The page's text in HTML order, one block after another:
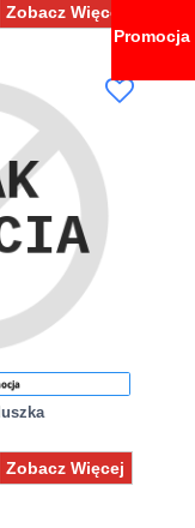
Zobacz Więcej
Zobacz Więcej
Promocja